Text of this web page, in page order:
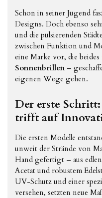
Schon in seiner Jugend
Designs. Doch ebenso
und die pulsierenden
zwischen Funktion und
eine Marke vor, die
Sonnenbrillen–
eigenen Wege gehen.
Der erste
trifft auf
Die ersten Modelle
unweit der Strände von
Hand gefertigt – aus
Acetat und robustem
UV-Schutz und einer
versehen, setzten neue